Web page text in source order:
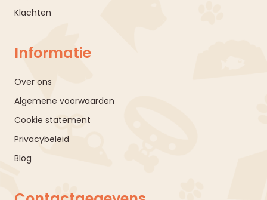
Klachten
Informatie
Over ons
Algemene voorwaarden
Cookie statement
Privacybeleid
Blog